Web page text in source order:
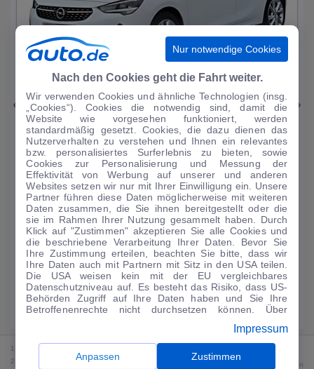
|19
Opel Corsa
Elegance 1.2T*Autom LED R-Kam Tempo Blueto...
33.297 km· 07/2023· Benzin·Automatik
Finanzierung Kaufen
134€/mtl.
Guter Preis4
0 € Anzahlung ·60 Monate ·Finanzierungs-Details
Angebot anfragen Rate anpassen
Kraftstoffverbrauch komb. 5,4 l/100 km · CO₂-Emissionen komb. 123 g/km
· CO₂-Klasse D · WLTP*
1
2 Bei dem Streichpreis handelt es sich für Neufahrzeuge und junge Gebrauchte um den
Nur notwendige Cookies
Nach den Cookies geht die Fahrt weiter.
Wir verwenden Cookies und ähnliche Technologien (insg.
„Cookies“). Cookies die notwendig sind, damit die
Website wie vorgesehen funktioniert, werden
standardmäßig gesetzt. Cookies, die dazu dienen das
Nutzerverhalten zu verstehen und Ihnen ein relevantes
bzw. personalisiertes Surferlebnis zu bieten, sowie
Cookies zur Personalisierung und Messung der
Effektivität von Werbung auf unserer und anderen
Websites setzen wir nur mit Ihrer Einwilligung ein. Unsere
Partner führen diese Daten möglicherweise mit weiteren
Daten zusammen, die Sie ihnen bereitgestellt oder die
sie im Rahmen Ihrer Nutzung gesammelt haben. Durch
Klick auf "Zustimmen" akzeptieren Sie alle Cookies und
die beschriebene Verarbeitung Ihrer Daten. Bevor Sie
Ihre Zustimmung erteilen, beachten Sie bitte, dass wir
Ihre Daten auch mit Partnern mit Sitz in den USA teilen.
Die USA weisen kein mit der EU vergleichbares
Datenschutzniveau auf. Es besteht das Risiko, dass US-
Behörden Zugriff auf Ihre Daten haben und Sie Ihre
Betroffenenrechte nicht durchsetzen können. Über
anpassen. Dies ist auch später jederzeit im Bereich
Cookie-Richtliniemöglich. Weitere Informationen finden
Sie in unsererDatenschutzerklärung .
Impressum
Anpassen Zustimmen